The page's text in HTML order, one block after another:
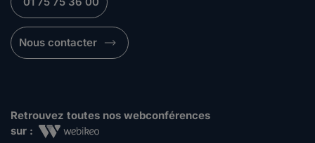
Nous contacter
Retrouvez toutes nos webconférences
sur :